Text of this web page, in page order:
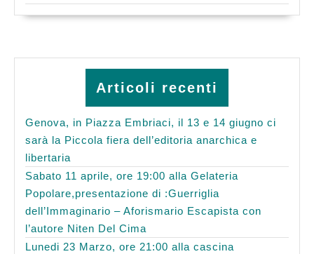
Articoli recenti
Genova, in Piazza Embriaci, il 13 e 14 giugno ci
sarà la Piccola fiera dell’editoria anarchica e
libertaria
Sabato 11 aprile, ore 19:00 alla Gelateria
Popolare,presentazione di :Guerriglia
dell’Immaginario – Aforismario Escapista con
l’autore Niten Del Cima
Lunedi 23 Marzo, ore 21:00 alla cascina